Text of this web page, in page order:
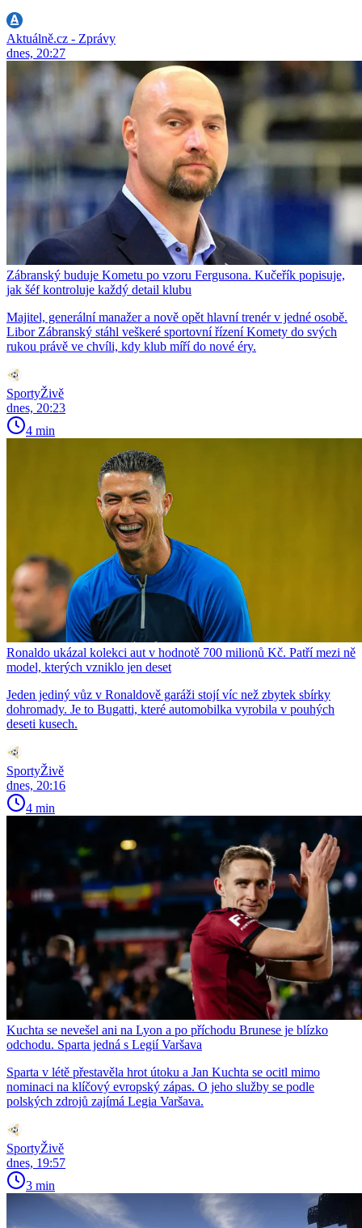
Aktuálně.cz - Zprávy
dnes, 20:27
Zábranský buduje Kometu po vzoru Fergusona. Kučeřík popisuje,
jak šéf kontroluje každý detail klubu
Majitel, generální manažer a nově opět hlavní trenér v jedné osobě.
Libor Zábranský stáhl veškeré sportovní řízení Komety do svých
rukou právě ve chvíli, kdy klub míří do nové éry.
SportyŽivě
dnes, 20:23
4 min
Ronaldo ukázal kolekci aut v hodnotě 700 milionů Kč. Patří mezi ně
model, kterých vzniklo jen deset
Jeden jediný vůz v Ronaldově garáži stojí víc než zbytek sbírky
dohromady. Je to Bugatti, které automobilka vyrobila v pouhých
deseti kusech.
SportyŽivě
dnes, 20:16
4 min
Kuchta se nevešel ani na Lyon a po příchodu Brunese je blízko
odchodu. Sparta jedná s Legií Varšava
Sparta v létě přestavěla hrot útoku a Jan Kuchta se ocitl mimo
nominaci na klíčový evropský zápas. O jeho služby se podle
polských zdrojů zajímá Legia Varšava.
SportyŽivě
dnes, 19:57
3 min